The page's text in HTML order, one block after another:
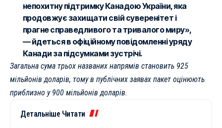
непохитну підтримку Канадою України, яка
продовжує захищати свій суверенітет і
прагне справедливого та тривалого миру»,
— йдеться в офіційному повідомленні уряду
Канади за підсумками зустрічі.
Загальна сума трьох названих напрямів становить 925
мільйонів доларів, тому в публічних заявах пакет оцінюють
приблизно у 900 мільйонів доларів.
Детальніше Читати